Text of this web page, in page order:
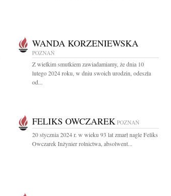
WANDA KORZENIEWSKA
POZNAŃ
Z wielkim smutkiem zawiadamiamy, że dnia 10
lutego 2024 roku, w dniu swoich urodzin, odeszła
od...
FELIKS OWCZAREK POZNAŃ
20 stycznia 2024 r. w wieku 93 lat zmarł nagle Feliks
Owczarek Inżynier rolnictwa, absolwent...